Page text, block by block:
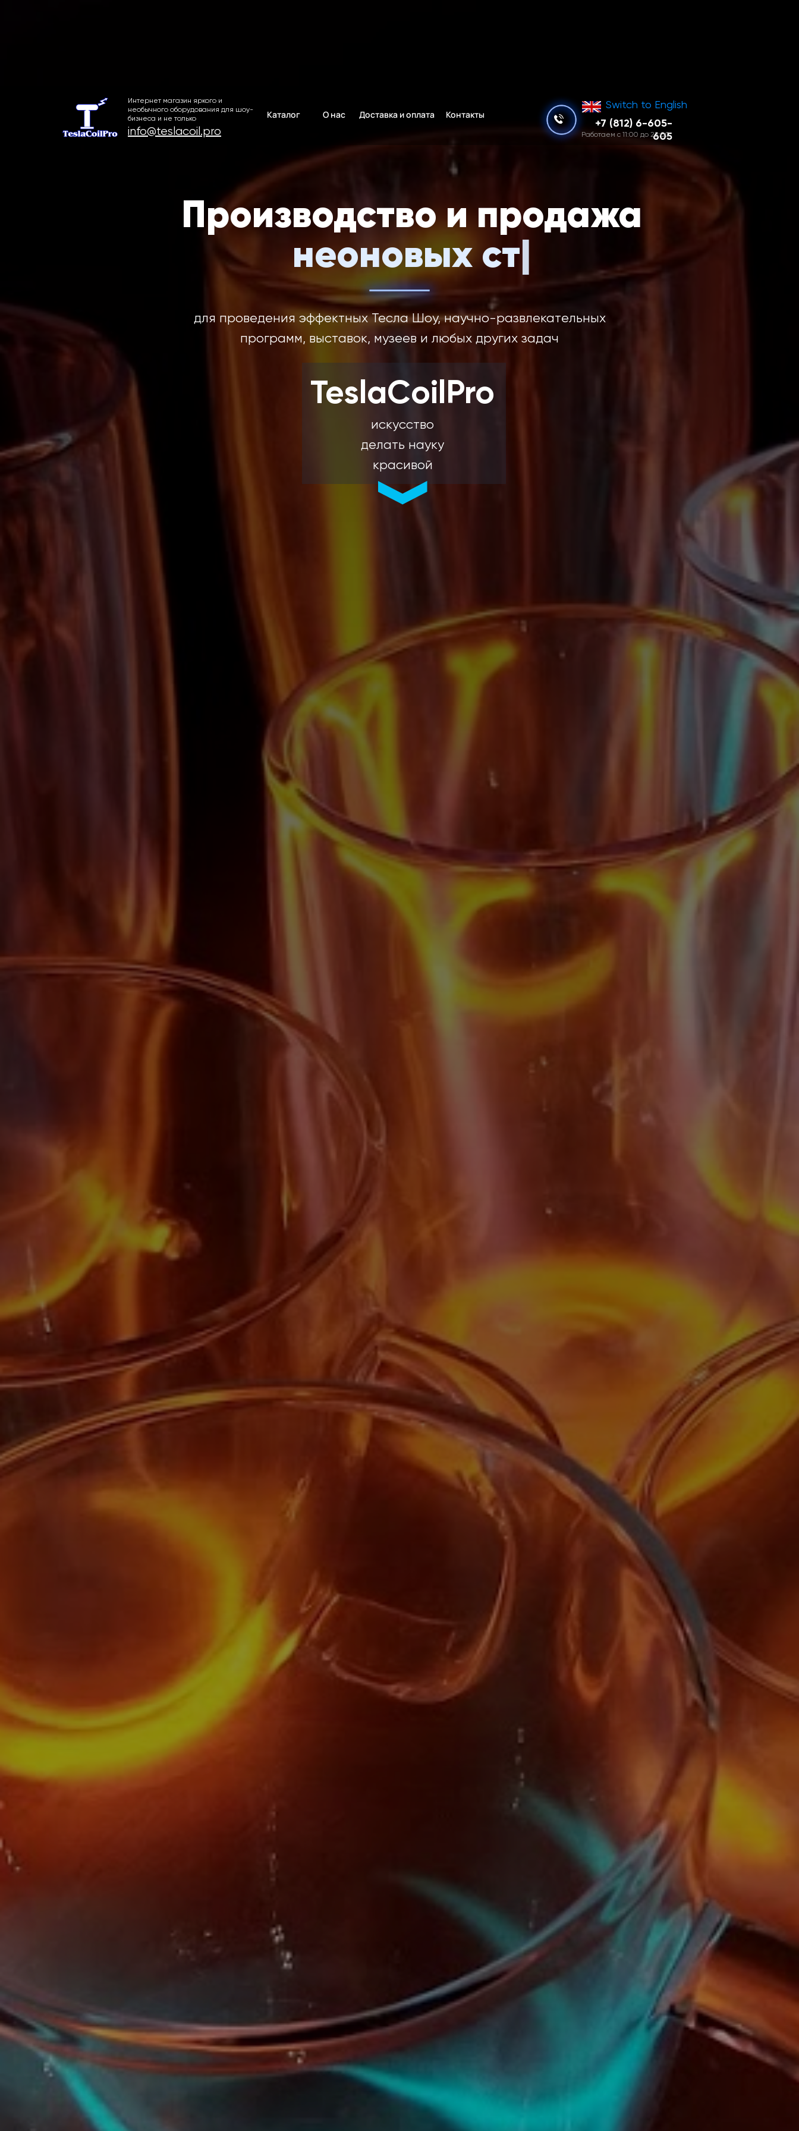
Производство и продажа
музыкальных катушек|
для проведения эффектных Тесла Шоу, научно-развлекательных
программ, выставок, музеев и любых других задач
+7 (812) 6-605-
605
Работаем с 11:00 до 22:00
Интернет магазин яркого и
необычного оборудования для шоу-
бизнеса и не только
Каталог О нас Контакты
info@teslacoil.pro
Доставка и оплата
искусство
делать науку
красивой
TeslaCoilPro
Switch to English